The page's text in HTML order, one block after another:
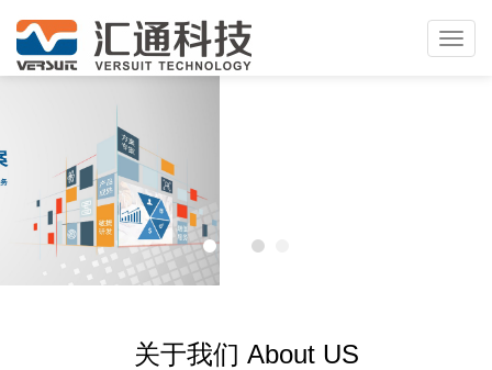
关于我们 About US